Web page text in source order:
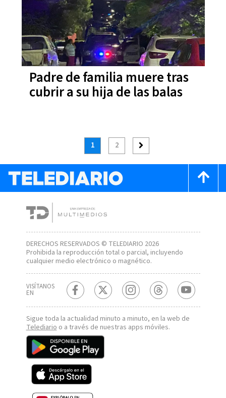
Padre de familia muere tras
cubrir a su hija de las balas
1 2
DERECHOS RESERVADOS © TELEDIARIO 2026
Prohibida la reproducción total o parcial, incluyendo
cualquier medio electrónico o magnético.
VISÍTANOS
EN
Sigue toda la actualidad minuto a minuto, en la web de
Telediario o a través de nuestras apps móviles.